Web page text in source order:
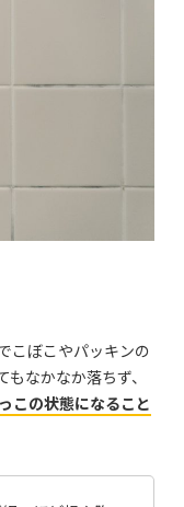
こぼこやパッキンの
なかなか落ちず、
この状態になること